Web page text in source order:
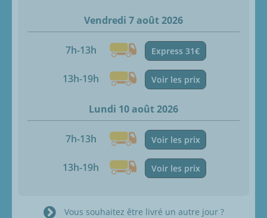
Vendredi 7 août 2026
7h-13h Express 31€
13h-19h Voir les prix
Lundi 10 août 2026
7h-13h Voir les prix
13h-19h Voir les prix
Vous souhaitez être livré un autre jour ?